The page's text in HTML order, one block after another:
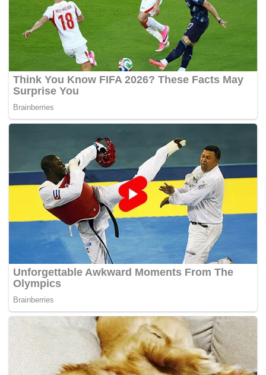
kilang itu di Pusat Pemeriksaan Kenderaan
Berkomputer (Puspakom) dalam masa terdekat,”
katanya.
Tambah Zulkifli, pihaknya masih belum menerima laporan
mengenai hasil bedah siasat pemandu bas berkenaan dari
Hospital Serdang dan perkembangan mengenai perkara
itu akan dimaklumkan kelak. – K! ONLINE
bas pekerja kemalangan maut